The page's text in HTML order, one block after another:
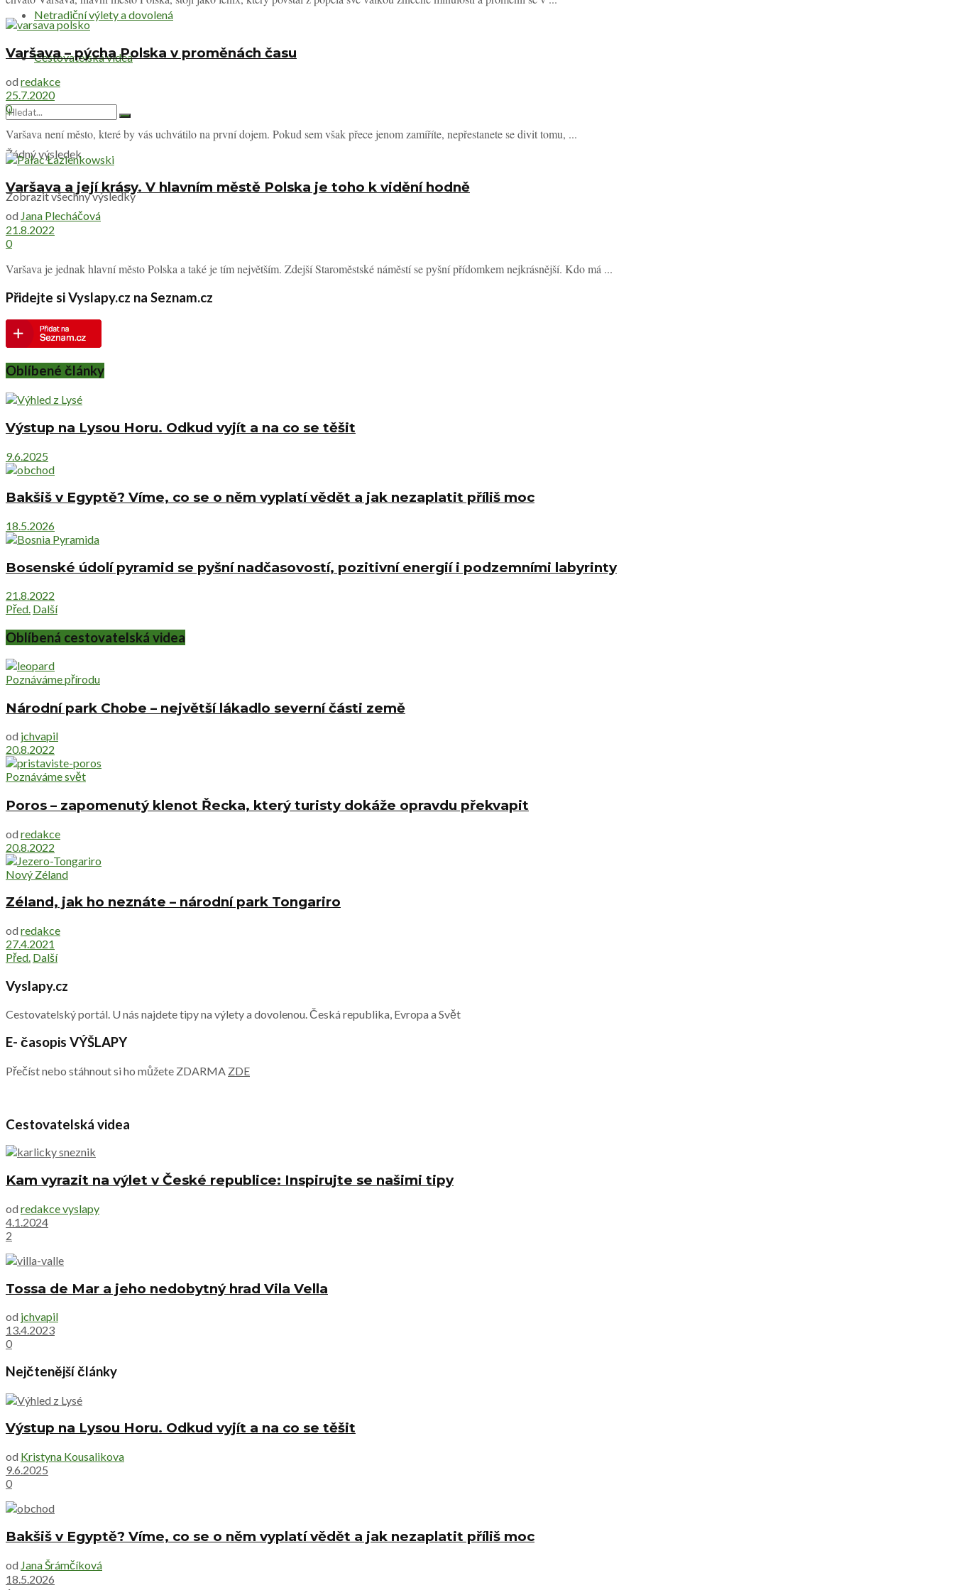
Netradiční výlety a dovolená
Cestovatelská videa
Žádný výsledek
Zobrazit všechny výsledky
Varšava – pýcha Polska v proměnách času
od redakce
25.7.2020
0
Varšava není město, které by vás uchvátilo na první dojem. Pokud sem však přece jenom zamíříte, nepřestanete se divit tomu, ...
Varšava a její krásy. V hlavním městě Polska je toho k vidění hodně
od Jana Plecháčová
21.8.2022
0
Varšava je jednak hlavní město Polska a také je tím největším. Zdejší Staroměstské náměstí se pyšní přídomkem nejkrásnější. Kdo má ...
Přidejte si Vyslapy.cz na Seznam.cz
Oblíbené články
Výstup na Lysou Horu. Odkud vyjít a na co se těšit
9.6.2025
Bakšiš v Egyptě? Víme, co se o něm vyplatí vědět a jak nezaplatit příliš moc
18.5.2026
Bosenské údolí pyramid se pyšní nadčasovostí, pozitivní energií i podzemními labyrinty
21.8.2022
Před. Další
Oblíbená cestovatelská videa
Poznáváme přírodu
Národní park Chobe – největší lákadlo severní části země
od jchvapil
20.8.2022
Poznáváme svět
Poros – zapomenutý klenot Řecka, který turisty dokáže opravdu překvapit
od redakce
20.8.2022
Nový Zéland
Zéland, jak ho neznáte – národní park Tongariro
od redakce
27.4.2021
Před. Další
Vyslapy.cz
Cestovatelský portál. U nás najdete tipy na výlety a dovolenou. Česká republika, Evropa a Svět
E- časopis VÝŠLAPY
Přečíst nebo stáhnout si ho můžete ZDARMA ZDE
Cestovatelská videa
Kam vyrazit na výlet v České republice: Inspirujte se našimi tipy
od redakce vyslapy
4.1.2024
2
Tossa de Mar a jeho nedobytný hrad Vila Vella
od jchvapil
13.4.2023
0
Nejčtenější články
Výstup na Lysou Horu. Odkud vyjít a na co se těšit
od Kristyna Kousalikova
9.6.2025
0
Bakšiš v Egyptě? Víme, co se o něm vyplatí vědět a jak nezaplatit příliš moc
od Jana Šrámčíková
18.5.2026